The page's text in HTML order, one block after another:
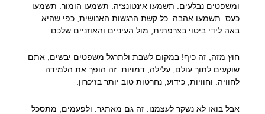
ומשפטים נבלעים. תשמעו אינטונציה. תשמעו הומור. תשמעו
כעס. תשמעו אהבה. כל קשת הרגשות האנושית, כפי שהיא
באה לידי ביטוי בצרפתית, מול העיניים והאוזניים שלכם.
חוץ מזה, זה כיף! במקום לשבת ולתרגל משפטים יבשים, אתם
שוקעים לתוך עולם, עלילה, דמויות. זה הופך את הלמידה
לחוויה. וחוויות, כידוע, נחרטות טוב יותר בזיכרון.
אבל בואו לא נשקר לעצמנו. זה גם מאתגר. ולפעמים, מתסכל